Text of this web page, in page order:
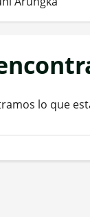
lo que